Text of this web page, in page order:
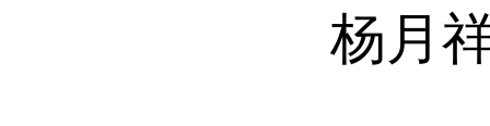
杨月